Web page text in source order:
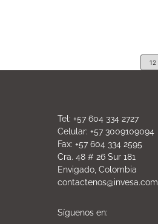
Tel: +57 604 334 2727
Celular: +57 3009109094
Fax: +57 604 334 2595
Cra. 48 # 26 Sur 181
Envigado, Colombia
contactenos@invesa.com
Síguenos en: